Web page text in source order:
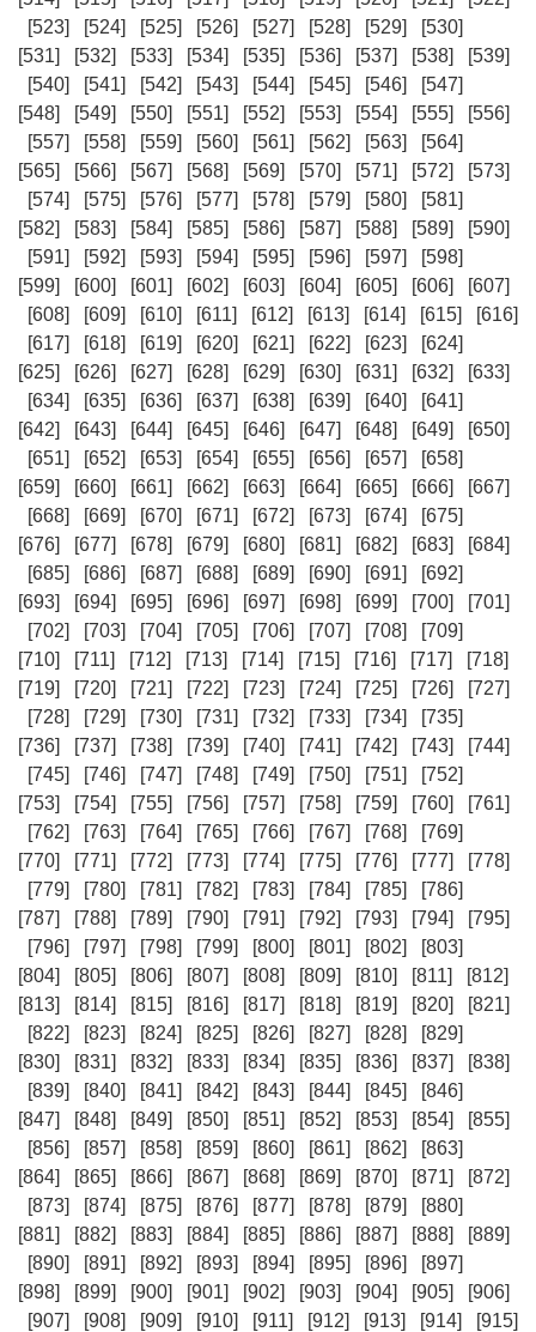
[523]
[524] [525] [526] [527] [528] [529]
[530]
[531]
[532] [533] [534] [535] [536] [537] [538]
[539]
[540]
[541] [542] [543] [544] [545] [546]
[547]
[548]
[549] [550] [551] [552] [553] [554] [555]
[556]
[557]
[558] [559] [560] [561] [562] [563]
[564]
[565]
[566] [567] [568] [569] [570] [571] [572]
[573]
[574]
[575] [576] [577] [578] [579] [580]
[581]
[582]
[583] [584] [585] [586] [587] [588] [589]
[590]
[591]
[592] [593] [594] [595] [596] [597]
[598]
[599]
[600] [601] [602] [603] [604] [605] [606]
[607]
[608]
[609] [610] [611] [612] [613] [614] [615]
[616]
[617]
[618] [619] [620] [621] [622] [623]
[624]
[625]
[626] [627] [628] [629] [630] [631] [632]
[633]
[634]
[635] [636] [637] [638] [639] [640]
[641]
[642]
[643] [644] [645] [646] [647] [648] [649]
[650]
[651]
[652] [653] [654] [655] [656] [657]
[658]
[659]
[660] [661] [662] [663] [664] [665] [666]
[667]
[668]
[669] [670] [671] [672] [673] [674]
[675]
[676]
[677] [678] [679] [680] [681] [682] [683]
[684]
[685]
[686] [687] [688] [689] [690] [691]
[692]
[693]
[694] [695] [696] [697] [698] [699] [700]
[701]
[702]
[703] [704] [705] [706] [707] [708]
[709]
[710]
[711] [712] [713] [714] [715] [716] [717]
[718]
[719]
[720] [721] [722] [723] [724] [725] [726]
[727]
[728]
[729] [730] [731] [732] [733] [734]
[735]
[736]
[737] [738] [739] [740] [741] [742] [743]
[744]
[745]
[746] [747] [748] [749] [750] [751]
[752]
[753]
[754] [755] [756] [757] [758] [759] [760]
[761]
[762]
[763] [764] [765] [766] [767] [768]
[769]
[770]
[771] [772] [773] [774] [775] [776] [777]
[778]
[779]
[780] [781] [782] [783] [784] [785]
[786]
[787]
[788] [789] [790] [791] [792] [793] [794]
[795]
[796]
[797] [798] [799] [800] [801] [802]
[803]
[804]
[805] [806] [807] [808] [809] [810] [811]
[812]
[813]
[814] [815] [816] [817] [818] [819] [820]
[821]
[822]
[823] [824] [825] [826] [827] [828]
[829]
[830]
[831] [832] [833] [834] [835] [836] [837]
[838]
[839]
[840] [841] [842] [843] [844] [845]
[846]
[847]
[848] [849] [850] [851] [852] [853] [854]
[855]
[856]
[857] [858] [859] [860] [861] [862]
[863]
[864]
[865] [866] [867] [868] [869] [870] [871]
[872]
[873]
[874] [875] [876] [877] [878] [879]
[880]
[881]
[882] [883] [884] [885] [886] [887] [888]
[889]
[890]
[891] [892] [893] [894] [895] [896]
[897]
[898]
[899] [900] [901] [902] [903] [904] [905]
[906]
[907]
[908] [909] [910] [911] [912] [913] [914] [915]